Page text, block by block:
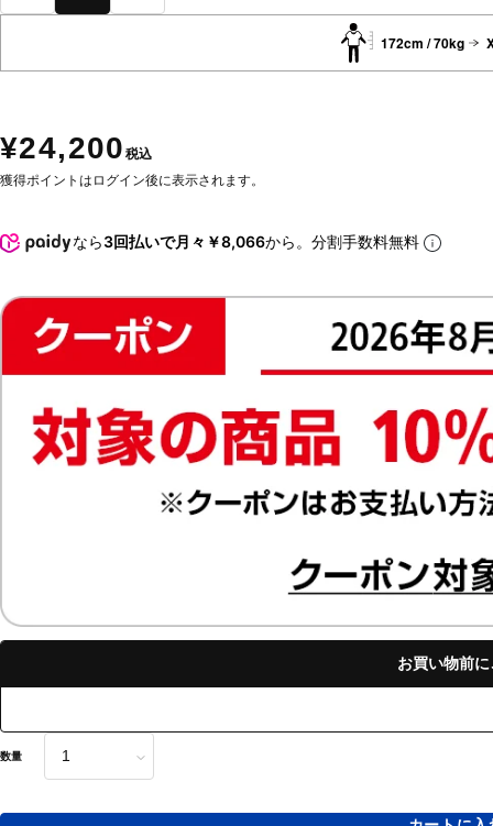
172cm / 70kg
¥24,200 税込
獲得ポイントはログイン後に表示されます。
なら3回払いで月々￥8,066から。分割手数料無料
お買い物前
数量